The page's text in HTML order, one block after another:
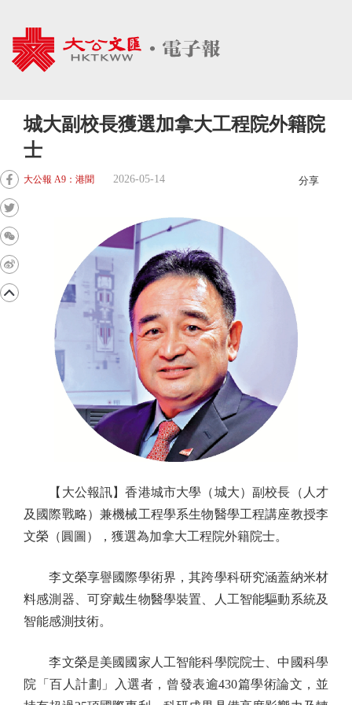
城大副校長獲選加拿大工程院外籍院
士
大公報 A9：港聞 2026-05-14 分享
【大公報訊】香港城市大學（城大）副校長（人才
及國際戰略）兼機械工程學系生物醫學工程講座教授李
文榮（圓圖），獲選為加拿大工程院外籍院士。
李文榮享譽國際學術界，其跨學科研究涵蓋納米材
料感測器、可穿戴生物醫學裝置、人工智能驅動系統及
智能感測技術。
李文榮是美國國家人工智能科學院院士、中國科學
院「百人計劃」入選者，曾發表逾430篇學術論文，並